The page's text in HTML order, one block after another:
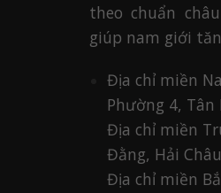
theo chuẩn
giúp nam giới
Địa chỉ miền
Phường 4,
Địa chỉ miền
Đằng, Hải
Địa chỉ miền